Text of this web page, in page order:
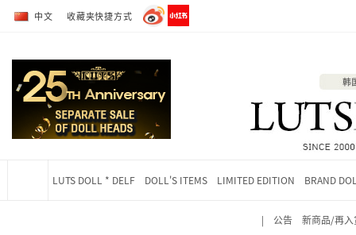
中文 收藏夹快捷方式
LUTS DOLL * DELF DOLL'S ITEMS LIMITED EDITION BRAND
| 公告 新商品/再入